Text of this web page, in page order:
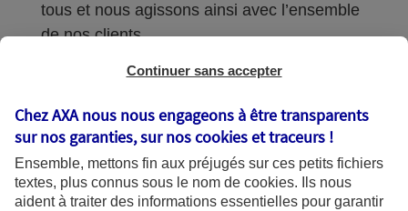
tous et nous agissons ainsi avec l’ensemble
de nos clients.
L'utilisation de vos données
Continuer sans accepter
Chez AXA nous nous engageons à être transparents
sur nos garanties, sur noscookies et traceurs !
Ensemble, mettons fin aux préjugés sur ces petits fichiers
textes, plus connus sous le nom de cookies. Ils nous
aident à traiter des informations essentielles pour garantir